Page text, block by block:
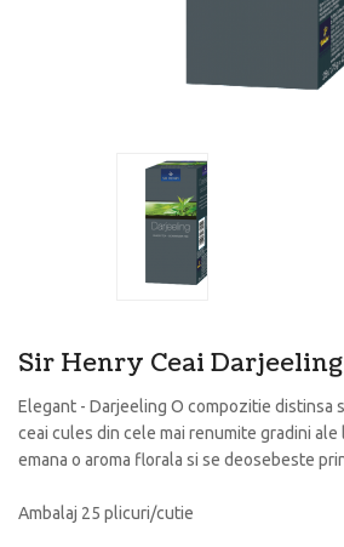
Sir Henry Ceai Darjeeling
Elegant - Darjeeling O compozitie distinsa
ceai cules din cele mai renumite gradini ale
emana o aroma florala si se deosebeste
Ambalaj 25 plicuri/cutie